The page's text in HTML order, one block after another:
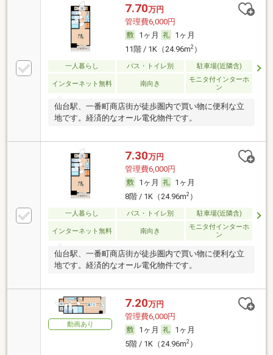
7.70万円
管理費6,000円
1ヶ月
1ヶ月
11階 / 1K（24.96m2）
一人暮らし バス・トイレ別 駐車場(近隣含)
インターネット無料 南向き
モニタ付インターホ
ン
仙台駅、一番町商店街が徒歩圏内で買い物に便利な立
地です。経済的なオール電化物件です。
7.30万円
管理費6,000円
1ヶ月
1ヶ月
8階 / 1K（24.96m2）
一人暮らし バス・トイレ別 駐車場(近隣含)
インターネット無料 南向き
モニタ付インターホ
ン
仙台駅、一番町商店街が徒歩圏内で買い物に便利な立
地です。経済的なオール電化物件です。
動画あり
7.20万円
管理費6,000円
1ヶ月
1ヶ月
5階 / 1K（24.96m2）